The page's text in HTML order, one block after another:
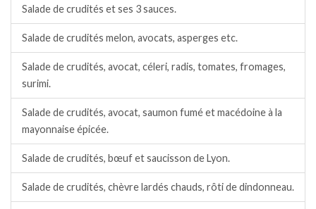
Salade de crudités et ses 3 sauces.
Salade de crudités melon, avocats, asperges etc.
Salade de crudités, avocat, céleri, radis, tomates, fromages,
surimi.
Salade de crudités, avocat, saumon fumé et macédoine à la
mayonnaise épicée.
Salade de crudités, bœuf et saucisson de Lyon.
Salade de crudités, chèvre lardés chauds, rôti de dindonneau.